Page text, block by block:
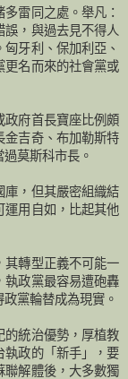
雷同之處。舉凡：
，與過去見不得人
牙利、保加利亞、
更名而來的社會黨或
政府首長寶座比例頗
金吉奇、布加勒斯特
莫斯科市長。
庫，但其嚴密組織結
運用自如，比起其他
其轉型正義不可能一
執政黨最容易遭砲轟
黨輪替成為現實。
的統治優勢，厚植教
執政的「新手」，要
聯解體後，大多數獨